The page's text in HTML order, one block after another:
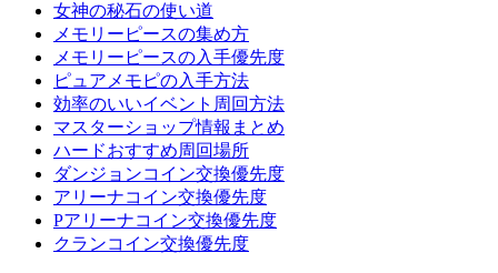
女神の秘石の使い道
メモリーピースの集め方
メモリーピースの入手優先度
ピュアメモピの入手方法
効率のいいイベント周回方法
マスターショップ情報まとめ
ハードおすすめ周回場所
ダンジョンコイン交換優先度
アリーナコイン交換優先度
Pアリーナコイン交換優先度
クランコイン交換優先度